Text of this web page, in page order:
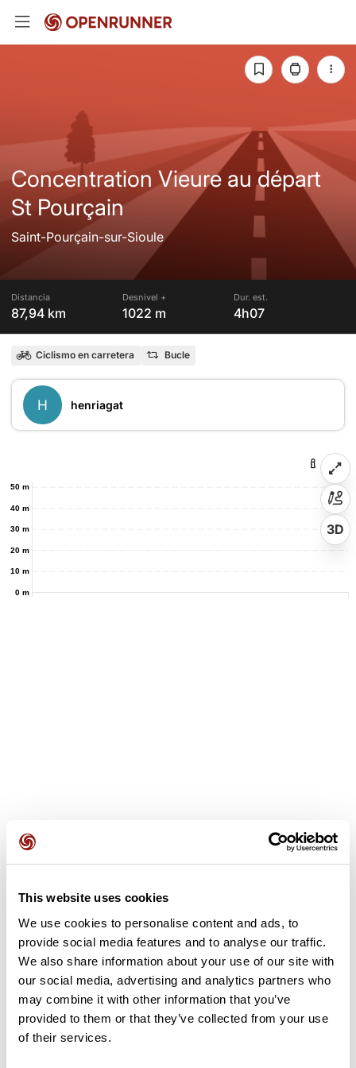
This website uses cookies
We use cookies to personalise content and ads, to
provide social media features and to analyse our traffic.
We also share information about your use of our site with
our social media, advertising and analytics partners who
may combine it with other information that you’ve
provided to them or that they’ve collected from your use
of their services.
Concentration Vieure au départ
St Pourçain
Saint-Pourçain-sur-Sioule
Distancia
87,94 km
Desnivel +
1022 m
Dur. est.
4h07
Ciclismo en carretera Bucle
H henriagat
0 m
10 m
20 m
30 m
40 m
50 m
3D
Opiniones de los usuarios
Este recorrido aún no contiene opiniones. ¿Ya lo has
completado? ¡Deja la primera opinión!
Añadir una opinión